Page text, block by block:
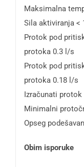
Maksimalna
Sila aktiviranja <
Protok pod
protoka 0.3 l/s
Protok pod
protoka 0.18 l/s
Izračunati protok
Minimalni
Opseg
Obim isporuke